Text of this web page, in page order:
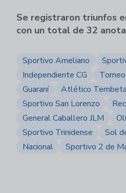
Se registraron triunfos
con un total de 32
Sportivo Ameliano
Independiente CG
Guaraní
Atlético
Sportivo San Lorenzo
General Caballero JLM
Sportivo Trinidense
Sol
Nacional
Sportivo 2 de